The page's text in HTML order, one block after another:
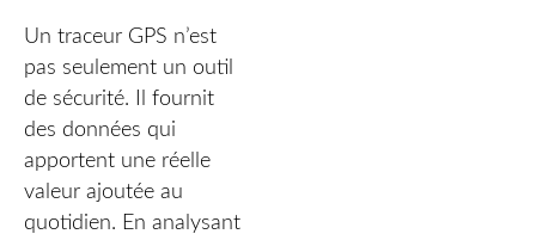
Un traceur GPS n’est
pas seulement un outil
de sécurité. Il fournit
des données qui
apportent une réelle
valeur ajoutée au
quotidien. En analysant